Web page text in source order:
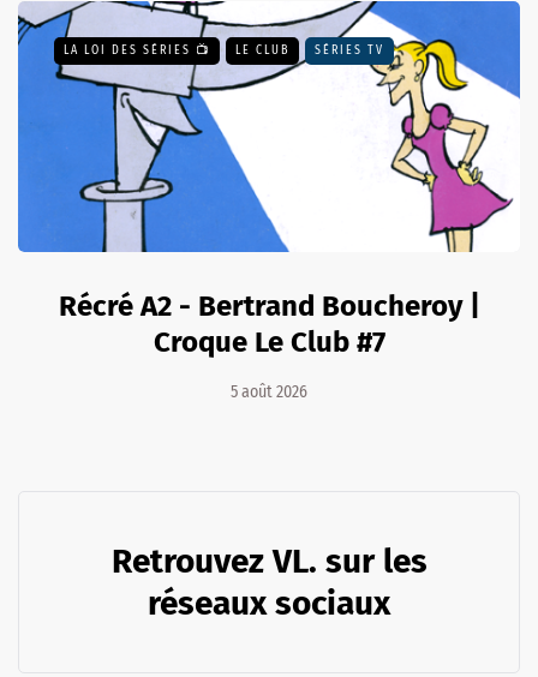
LA LOI DES SÉRIES 📺 LE CLUB SÉRIES TV
Récré A2 - Bertrand Boucheroy |
Croque Le Club #7
5 août 2026
Retrouvez VL. sur les
réseaux sociaux